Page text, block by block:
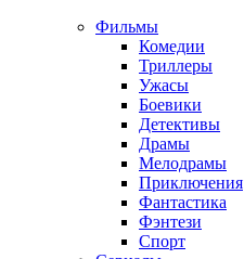
Фильмы
Комедии
Триллеры
Ужасы
Боевики
Детективы
Драмы
Мелодрамы
Приключения
Фантастика
Фэнтези
Спорт